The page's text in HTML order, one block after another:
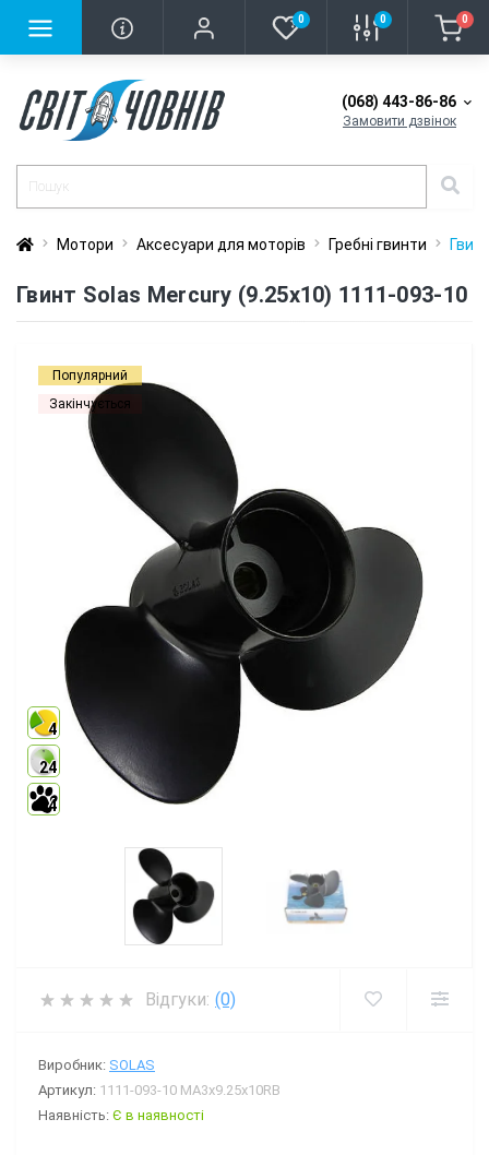
0 0 0
(068) 443-86-86
Замовити дзвінок
Мотори Аксесуари для моторів Гребні гвинти
Гвинт Solas Mercury (9.25x10) 1111-093-10
Популярний
Закінчується
4
24
4
Відгуки: (0)
Виробник: SOLAS
Артикул: 1111-093-10 МА3x9.25x10RB
Наявність: Є в наявності